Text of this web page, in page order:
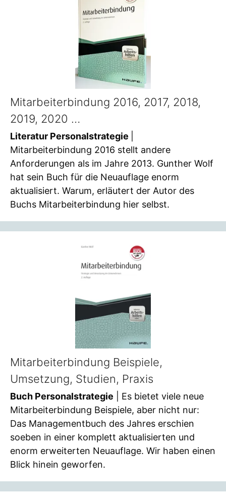
Mitarbeiterbindung 2016, 2017, 2018,
2019, 2020 …
Literatur Personalstrategie
Mitarbeiterbindung 2016 stellt andere
Anforderungen als im Jahre 2013. Gunther Wolf
hat sein Buch für die Neuauflage enorm
aktualisiert. Warum, erläutert der Autor des
Buchs Mitarbeiterbindung hier selbst.
Mitarbeiterbindung Beispiele,
Umsetzung, Studien, Praxis
Buch Personalstrategie | Es bietet viele neue
Mitarbeiterbindung Beispiele, aber nicht nur:
Das Managementbuch des Jahres erschien
soeben in einer komplett aktualisierten und
enorm erweiterten Neuauflage. Wir haben einen
Blick hinein geworfen.